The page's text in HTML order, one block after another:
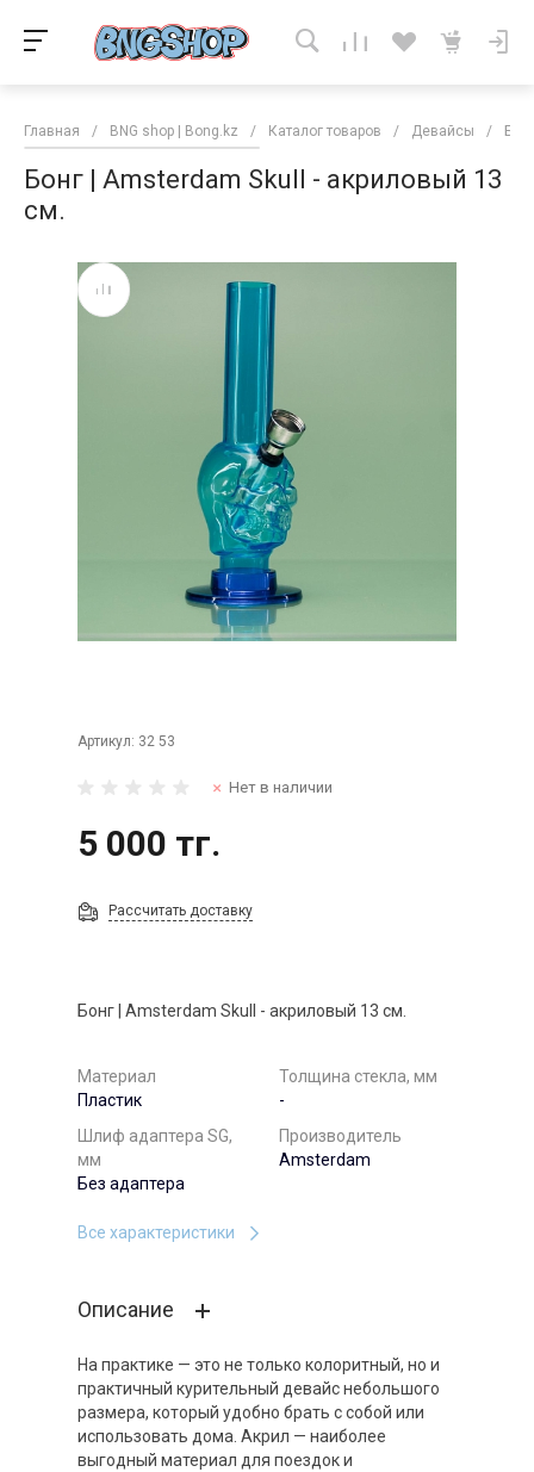
Главная / BNG shop | Bong.kz / Каталог товаров / Девайсы /
Бонг | Amsterdam Skull - акриловый 13
см.
Артикул: 32 53
Нет в наличии
5 000 тг.
Рассчитать доставку
Бонг | Amsterdam Skull - акриловый 13 см.
Материал
Пластик
Толщина стекла, мм
-
Шлиф адаптера SG,
мм
Без адаптера
Производитель
Amsterdam
Все характеристики
Описание
На практике — это не только колоритный, но и
практичный курительный девайс небольшого
размера, который удобно брать с собой или
использовать дома. Акрил — наиболее
выгодный материал для поездок и